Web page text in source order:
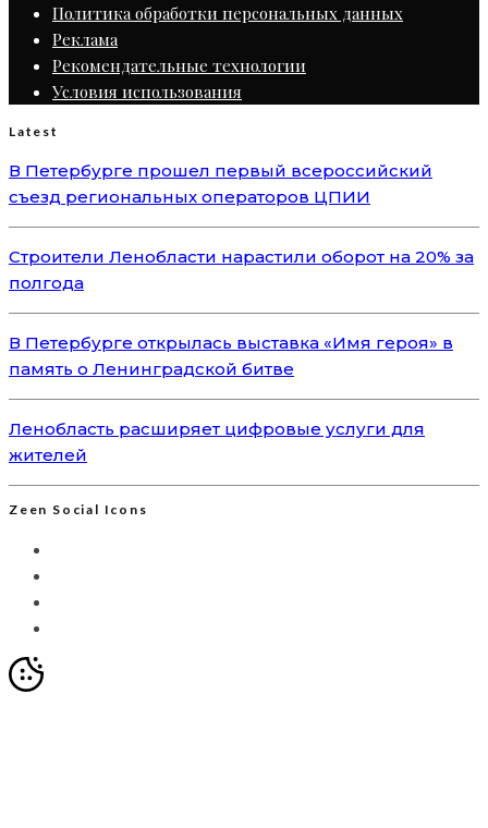
Политика обработки персональных данных
Реклама
Рекомендательные технологии
Условия использования
Latest
В Петербурге прошел первый всероссийский
съезд региональных операторов ЦПИИ
Строители Ленобласти нарастили оборот на 20% за
полгода
В Петербурге открылась выставка «Имя героя» в
память о Ленинградской битве
Ленобласть расширяет цифровые услуги для
жителей
Zeen Social Icons